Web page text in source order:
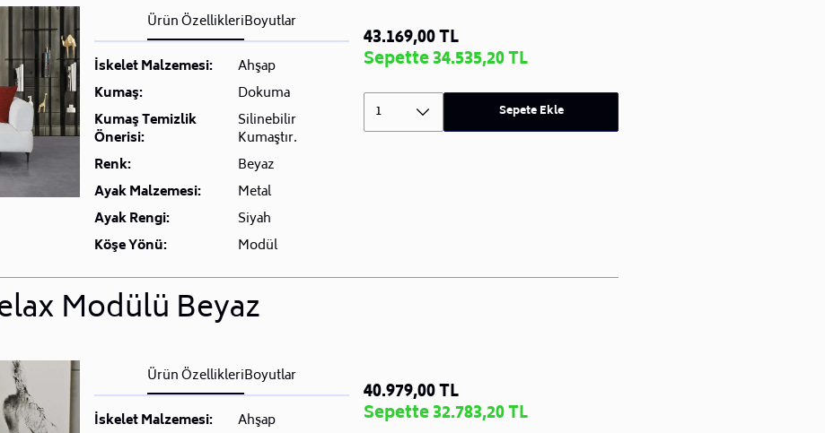
Ürün ÖzellikleriBoyutlar
İskelet Malzemesi:
Ahşap
Kumaş:
Dokuma
Kumaş Temizlik
Önerisi:
Silinebilir
Kumaştır.
Renk:
Beyaz
Ayak Malzemesi:
Metal
Ayak Rengi:
Siyah
Köşe Yönü:
Modül
43.169,00 TL
Sepette 34.535,20 TL
1 Sepete Ekle
Modülü Beyaz
Ürün ÖzellikleriBoyutlar
İskelet Malzemesi:
Ahşap
40.979,00 TL
Sepette 32.783,20 TL